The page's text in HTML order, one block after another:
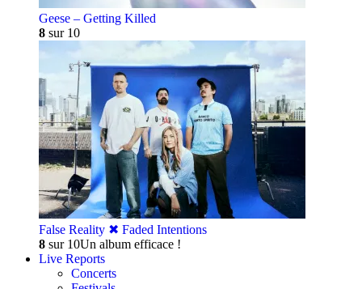
Geese – Getting Killed
8 sur 10
False Reality ✖︎ Faded Intentions
8 sur 10Un album efficace !
Live Reports
Concerts